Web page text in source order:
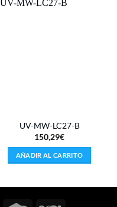
UV-MW-LC27-B
150,29€
AÑADIR AL CARRITO